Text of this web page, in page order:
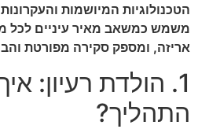
הטכנולוגיות המיושמות
משמש כמשאב מאיר עיניים לכל מי
אריזה, ומספק סקירה מפורטת
1. הולדת רעיון:
התהליך?